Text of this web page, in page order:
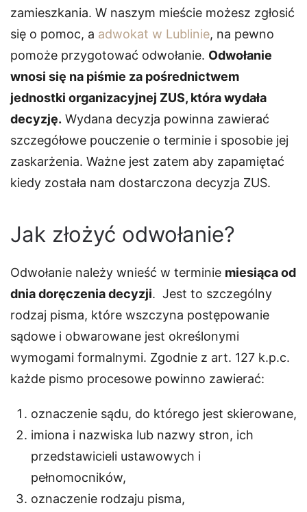
zamieszkania. W naszym mieście możesz zgłosić
się o pomoc, a adwokat w Lublinie, na pewno
pomoże przygotować odwołanie. Odwołanie
wnosi się na piśmie za pośrednictwem
jednostki organizacyjnej ZUS, która wydała
decyzję. Wydana decyzja powinna zawierać
szczegółowe pouczenie o terminie i sposobie jej
zaskarżenia. Ważne jest zatem aby zapamiętać
kiedy została nam dostarczona decyzja ZUS.
Jak złożyć odwołanie?
Odwołanie należy wnieść w terminie miesiąca od
dnia doręczenia decyzji. Jest to szczególny
rodzaj pisma, które wszczyna postępowanie
sądowe i obwarowane jest określonymi
wymogami formalnymi. Zgodnie z art. 127 k.p.c.
każde pismo procesowe powinno zawierać:
oznaczenie sądu, do którego jest skierowane,
imiona i nazwiska lub nazwy stron, ich
przedstawicieli ustawowych i
pełnomocników,
oznaczenie rodzaju pisma,